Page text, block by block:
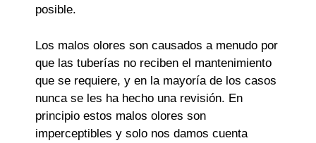
posible.
Los malos olores son causados a menudo por
que las tuberías no reciben el mantenimiento
que se requiere, y en la mayoría de los casos
nunca se les ha hecho una revisión. En
principio estos malos olores son
imperceptibles y solo nos damos cuenta